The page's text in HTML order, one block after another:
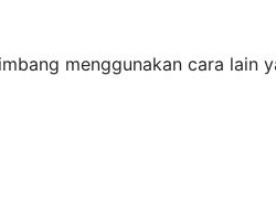
menggunakan cara lain